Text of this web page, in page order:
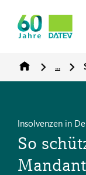
...
Insolvenzen in
So